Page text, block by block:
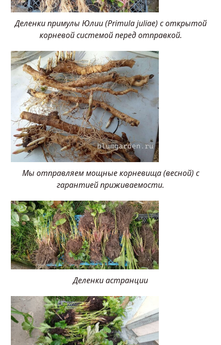
Деленки примулы Юлии (Primula juliae) с открытой
корневой системой перед отправкой.
Мы отправляем мощные корневища (весной) с
гарантией приживаемости.
Деленки астранции